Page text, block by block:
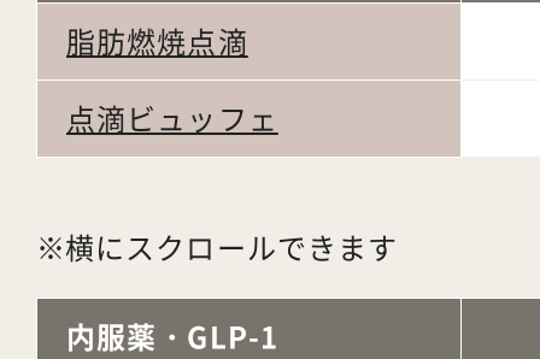
脂肪燃焼点滴
点滴ビュッフェ
横にスクロールできます
内服薬・GLP-1